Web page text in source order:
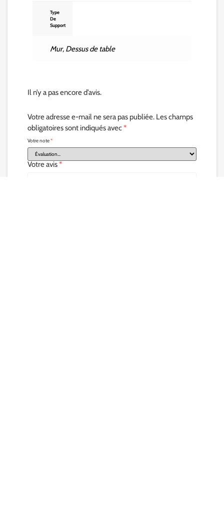
Type
De
Support
Mur, Dessus de table
Il n’y a pas encore d’avis.
Votre adresse e-mail ne sera pas publiée. Les champs
obligatoires sont indiqués avec*
Votre note*
Votre avis*